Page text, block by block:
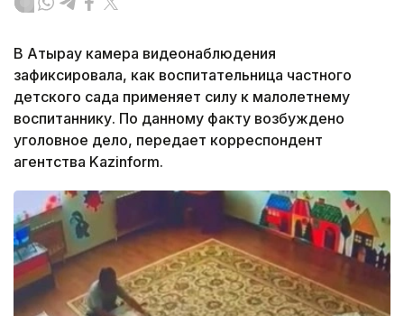
В Атырау камера видеонаблюдения
зафиксировала, как воспитательница частного
детского сада применяет силу к малолетнему
воспитаннику. По данному факту возбуждено
уголовное дело, передает корреспондент
агентства Kazinform.